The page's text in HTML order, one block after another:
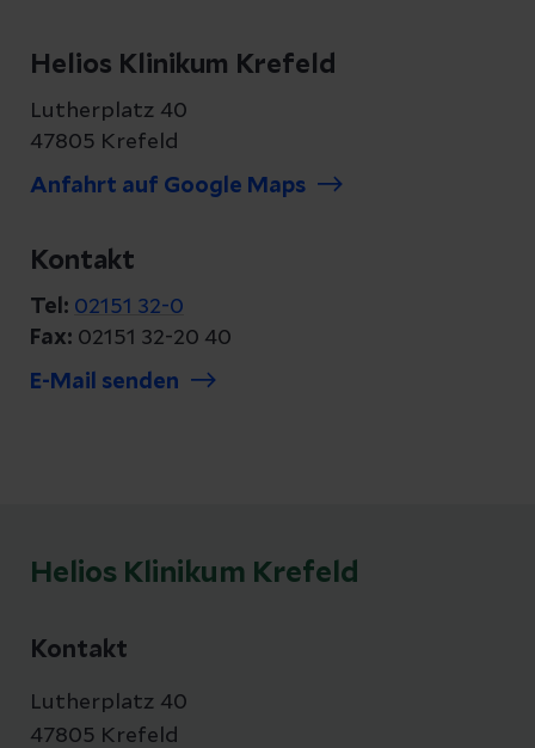
Helios Klinikum Krefeld
Lutherplatz 40
47805 Krefeld
Anfahrt auf Google Maps
Kontakt
Tel: 02151 32-0
Fax: 02151 32-20 40
E-Mail senden
Helios Klinikum Krefeld
Kontakt
Lutherplatz 40
47805 Krefeld